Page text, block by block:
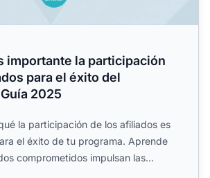
importante la participación
para el éxito del
2025
la participación de los afiliados es
el éxito de tu programa. Aprende
comprometidos impulsan las